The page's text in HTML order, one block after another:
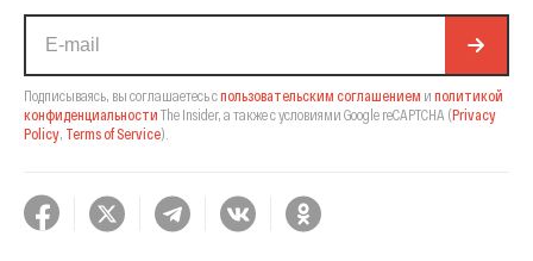
Подписываясь, вы соглашаетесь спользовательским соглашением и политикой
конфиденциальности The Insider, а также с условиями Google reCAPTCHA (Privacy
Policy Terms of Service).